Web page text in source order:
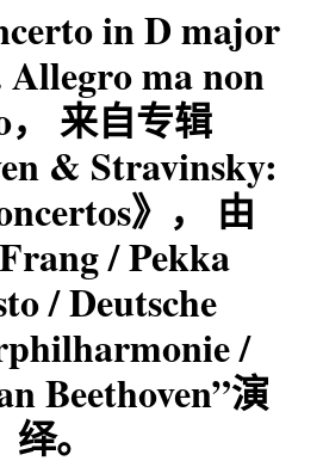
in D major
ma non
来自专辑
& Stravinsky:
》， 由
/ Pekka
/ Deutsche
/
Beethoven”演
绎。